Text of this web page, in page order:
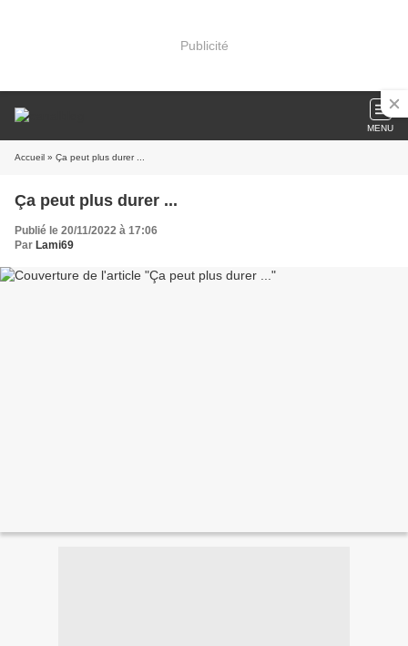
Publicité
MENU
Accueil » Ça peut plus durer ...
Ça peut plus durer ...
Publié le 20/11/2022 à 17:06
Par Lami69